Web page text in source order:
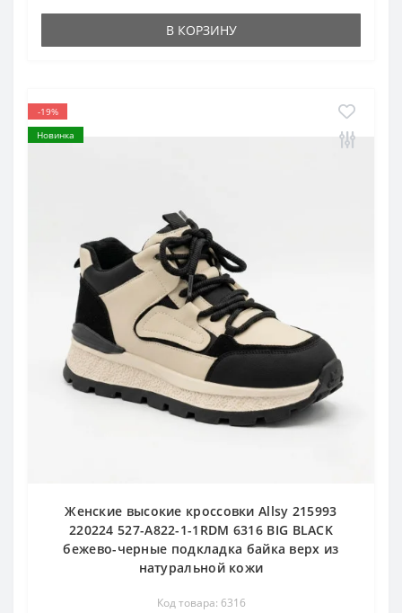
В КОРЗИНУ
-19%
Новинка
Женские высокие кроссовки Allsy 215993
220224 527-A822-1-1RDM 6316 BIG BLACK
бежево-черные подкладка байка верх из
натуральной кожи
Код товара: 6316